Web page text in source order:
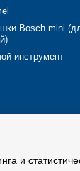
Bosch mini
инструмент
и